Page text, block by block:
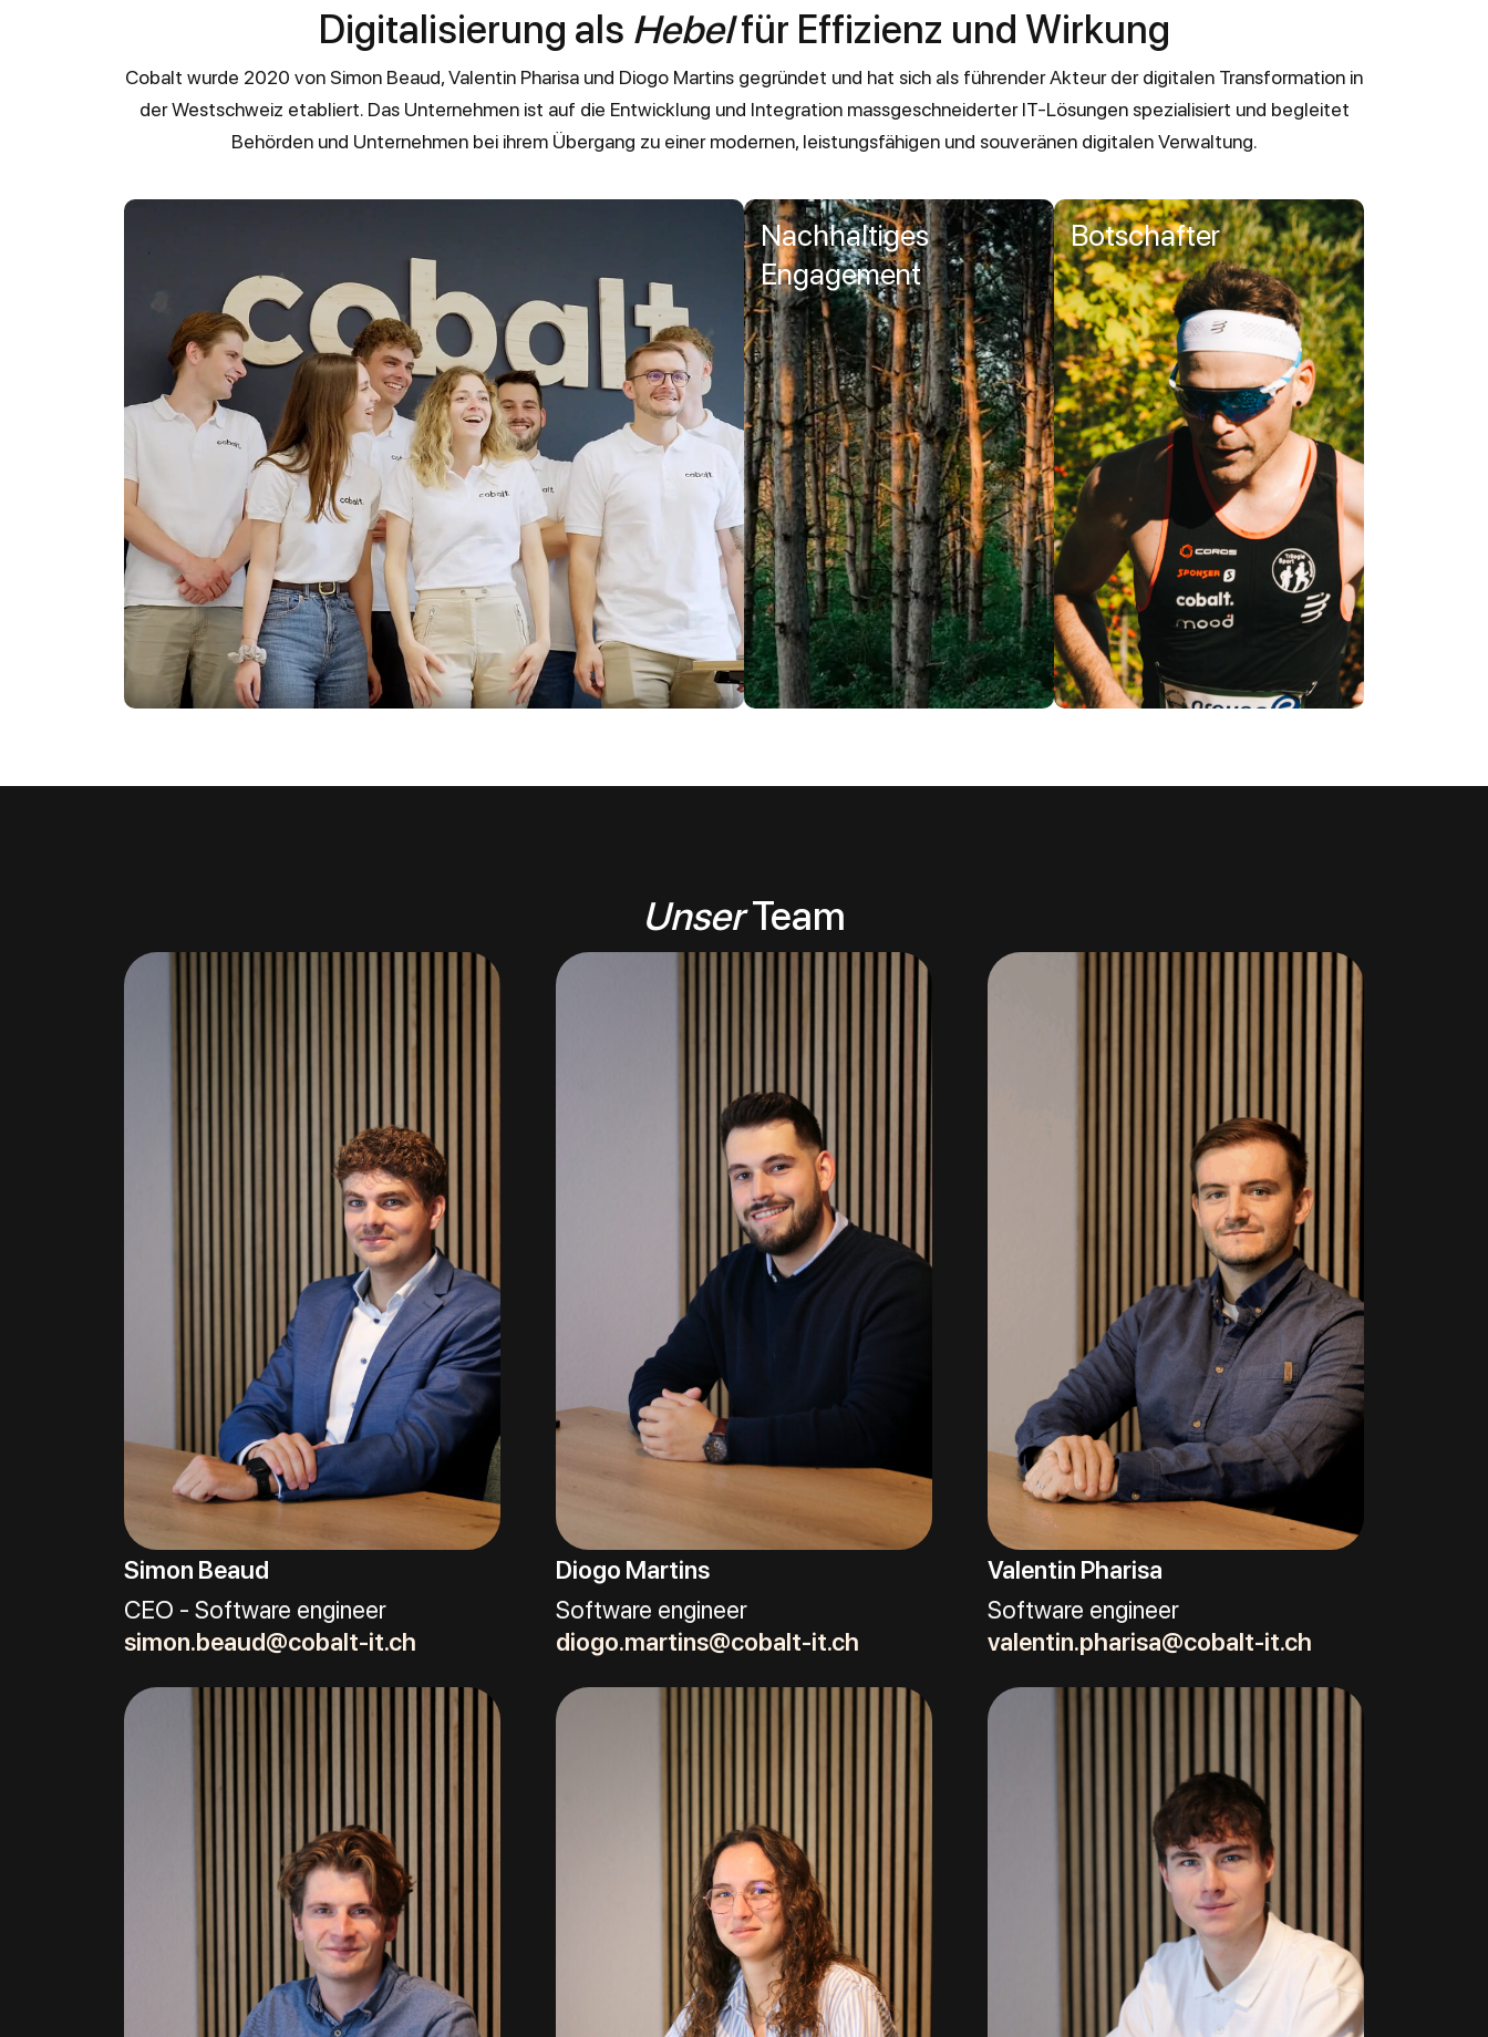
Digitalisierung als Hebelfür Effizienz und Wirkung
Cobalt wurde 2020 von Simon Beaud, Valentin Pharisa und Diogo Martins gegründet und hat sich als führender Akteur der digitalen Transformation in
der Westschweiz etabliert. Das Unternehmen ist auf die Entwicklung und Integration massgeschneiderter IT-Lösungen spezialisiert und begleitet
Behörden und Unternehmen bei ihrem Übergang zu einer modernen, leistungsfähigen und souveränen digitalen Verwaltung.
Nachhaltiges
Engagement
Botschafter
UnserTeam
Simon Beaud
CEO - Software engineer
simon.beaud@cobalt-it.ch
Diogo Martins
Software engineer
diogo.martins@cobalt-it.ch
Valentin Pharisa
Software engineer
valentin.pharisa@cobalt-it.ch